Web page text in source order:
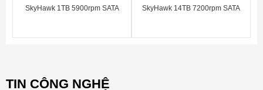
SkyHawk 1TB 5900rpm SATA
SkyHawk 14TB 7200rpm SATA
TIN CÔNG NGHỆ